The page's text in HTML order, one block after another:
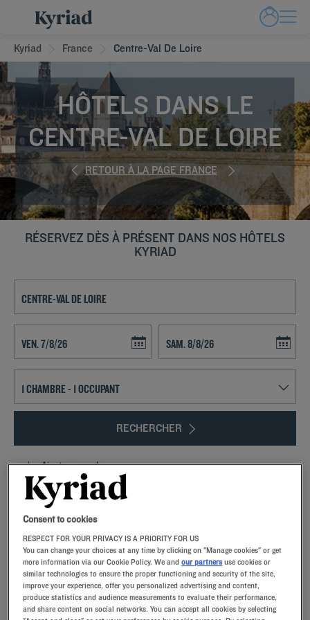
Kyriad France Centre-Val De Loire
HÔTELS DANS LE
CENTRE-VAL DE LOIRE
RETOUR À LA PAGE FRANCE
RÉSERVEZ DÈS À PRÉSENT DANS NOS HÔTELS
KYRIAD
RECHERCHER
Ajouter un code
Pour le petit déjeuner, votre
délicieux
un étonnant voyage gustatif, entre les saveurs du terroir et la cuisine
Saint-Pierre des Corps, et
Lire la suite
Consent to cookies
RESPECT FOR YOUR PRIVACY IS A PRIORITY FOR US
You can change your choices at any time by clicking on "Manage cookies" or get
more information via our Cookie Policy. We andour partners use cookies or
similar technologies to ensure the proper functioning and security of the site,
improve your experience, offer you personalized advertising and content,
produce statistics and audience measurements to evaluate their performance,
and share content on social networks. You can accept all cookies by selecting